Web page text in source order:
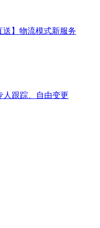
送】物流模式新服务
人跟踪、自由变更